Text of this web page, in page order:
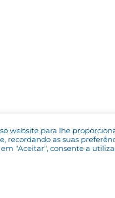
website para lhe
recordando as suas
"Aceitar", consente a